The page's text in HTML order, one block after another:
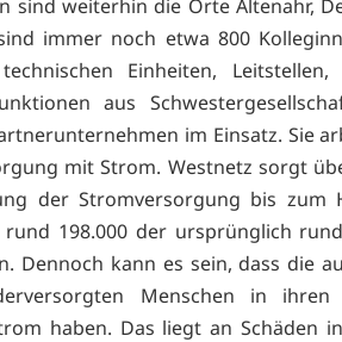
sind weiterhin die Orte Altenahr,
immer noch etwa 800
Einheiten,
aus
im Einsatz. Sie
mit Strom. Westnetz sorgt
der Stromversorgung bis zum
198.000 der ursprünglich
Dennoch kann es sein, dass die
Menschen in ihren
haben. Das liegt an Schäden